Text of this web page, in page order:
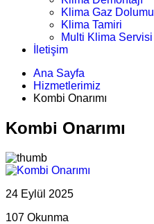
Klima Gaz Dolumu
Klima Tamiri
Multi Klima Servisi
İletişim
Ana Sayfa
Hizmetlerimiz
Kombi Onarımı
Kombi Onarımı
24 Eylül 2025
107 Okunma